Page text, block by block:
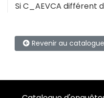
Si C_AEVCA différent
Revenir au catalogue